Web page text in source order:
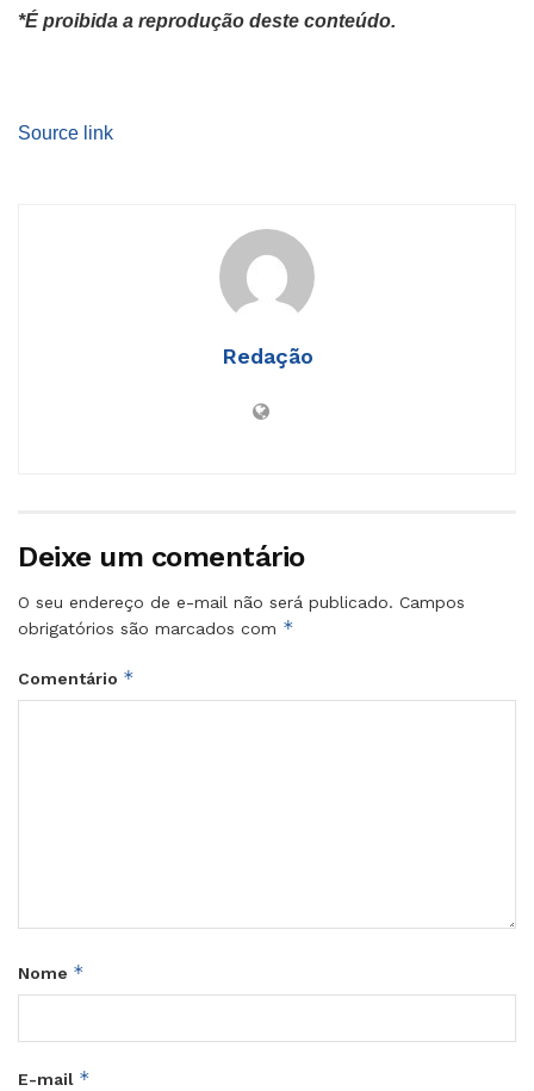
*É proibida a reprodução deste conteúdo.
Source link
Redação
Deixe um comentário
O seu endereço de e-mail não será publicado. Campos
obrigatórios são marcados com *
Comentário *
Nome *
E-mail *